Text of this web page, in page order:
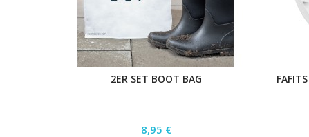
2ER SET BOOT BAG
Preis
8,95 €